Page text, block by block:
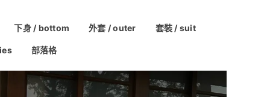
下身 / bottom 外套 / outer 套裝 / suit
部落格